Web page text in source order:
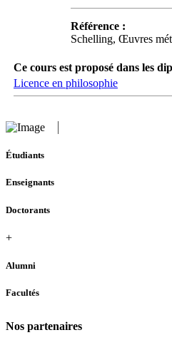
Référence :
Schelling, Œuvres
Ce cours est proposé dans les
Licence en philosophie
Étudiants
Enseignants
Doctorants
+
Alumni
Facultés
Nos partenaires